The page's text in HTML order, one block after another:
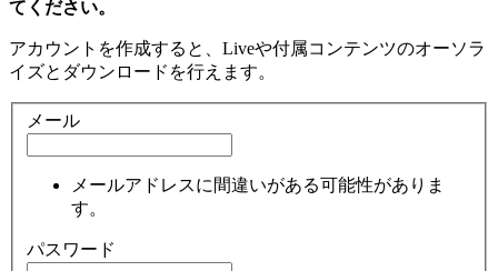
てください。
アカウントを作成すると、Liveや付属コンテンツのオーソラ
イズとダウンロードを行えます。
メール
メールアドレスに間違いがある可能性がありま
す。
パスワード